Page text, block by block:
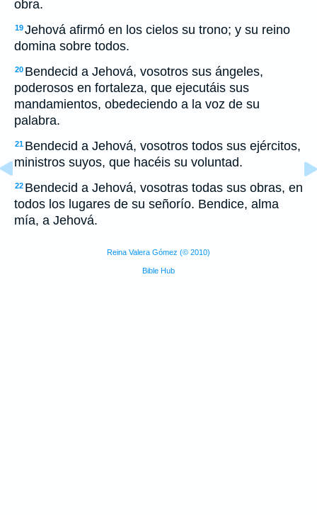
obra.
19Jehová afirmó en los cielos su trono; y su reino
domina sobre todos.
20 Bendecid a Jehová, vosotros sus ángeles,
poderosos en fortaleza, que ejecutáis sus
mandamientos, obedeciendo a la voz de su
palabra.
21 Bendecid a Jehová, vosotros todos sus ejércitos,
ministros suyos, que hacéis su voluntad.
22 Bendecid a Jehová, vosotras todas sus obras, en
todos los lugares de su señorío. Bendice, alma
mía, a Jehová.
Reina Valera Gómez (© 2010)
Bible Hub